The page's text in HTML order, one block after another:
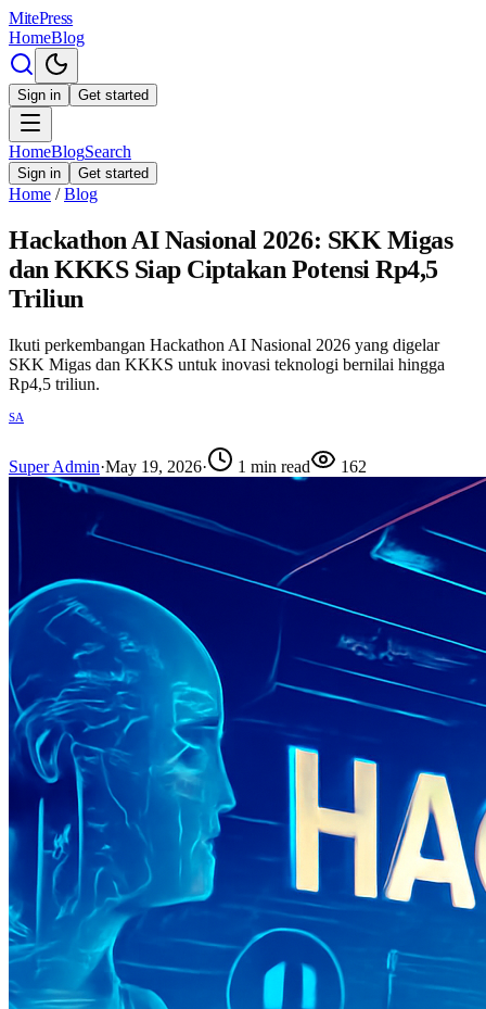
MitePress
HomeBlog
Sign in Get started
HomeBlogSearch
Sign in Get started
Home / Blog
Hackathon AI Nasional 2026: SKK Migas
dan KKKS Siap Ciptakan Potensi Rp4,5
Triliun
Ikuti perkembangan Hackathon AI Nasional 2026 yang digelar
SKK Migas dan KKKS untuk inovasi teknologi bernilai hingga
Rp4,5 triliun.
SA
Super Admin·May 19, 2026· 1 min read 162